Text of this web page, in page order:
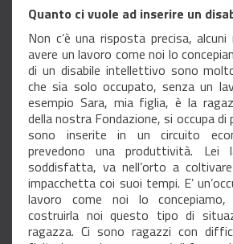
Quanto ci vuole ad inserire un
Non c’è una risposta precisa,
avere un lavoro come noi lo
di un disabile intellettivo sono
che sia solo occupato, senza un
esempio Sara, mia figlia, è la
della nostra Fondazione, si occupa
sono inserite in un circuito
prevedono una produttività. Lei
soddisfatta, va nell’orto a
impacchetta coi suoi tempi. E’
lavoro come noi lo concepiamo,
costruirla noi questo tipo di
ragazza. Ci sono ragazzi con